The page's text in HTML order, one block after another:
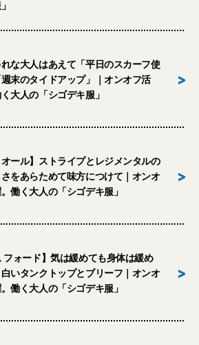
な大人はあえて「平日のスカーフ使
末のタイドアップ」｜オンオフ活
大人の「シゴデキ服」
>
オール】ストライプとレジメンタルの
をあらためて味方につけて｜オンオ
働く大人の「シゴデキ服」
>
フォード】気は緩めても身体は緩め
いタンクトップとブリーフ｜オンオ
働く大人の「シゴデキ服」
>